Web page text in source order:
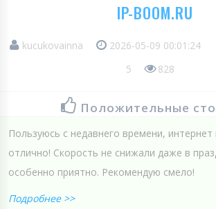
IP-BOOM.RU
kucukovainna 2026-05-09 00:01:24
5
828
Положительные
Пользуюсь с недавнего времени, интернет
отлично! Скорость не снижали даже в
особенно приятно. Рекомендую смело!
Подробнее >>